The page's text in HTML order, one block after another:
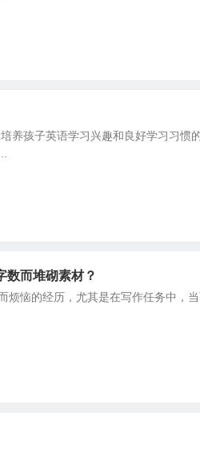
养孩子英语学习兴趣和良好学习习惯
数而堆砌素材？
恼的经历，尤其是在写作任务中，